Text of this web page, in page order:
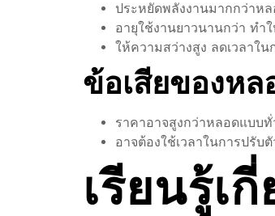
ประหยัดพลังงานมากกว่าหล
อายุใช้งานยาวนานกว่า ทำ
ให้ความสว่างสูง ลดเวลาใ
ข้อเสียของหล
ราคาอาจสูงกว่าหลอดแบบ
อาจต้องใช้เวลาในการปรั
เรียนรู้เ